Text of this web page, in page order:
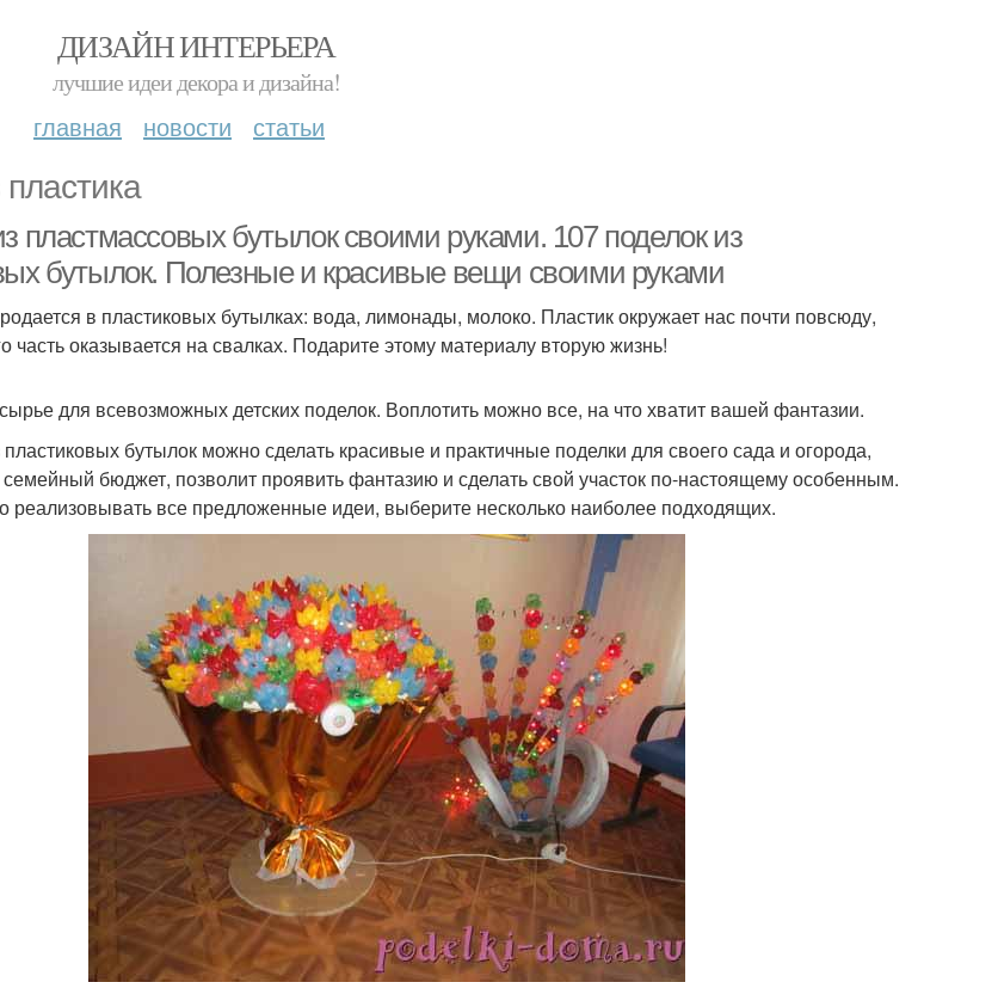
ДИЗАЙН ИНТЕРЬЕРА
лучшие идеи декора и дизайна!
главная новости статьи
пластмассовых бутылок своими руками. 107 поделок из
бутылок. Полезные и красивые вещи своими руками
в пластиковых бутылках: вода, лимонады, молоко. Пластик окружает нас почти повсюду,
часть оказывается на свалках. Подарите этому материалу вторую жизнь!
для всевозможных детских поделок. Воплотить можно все, на что хватит вашей фантазии.
пластиковых бутылок можно сделать красивые и практичные поделки для своего сада и огорода,
семейный бюджет, позволит проявить фантазию и сделать свой участок по-настоящему особенным.
реализовывать все предложенные идеи, выберите несколько наиболее подходящих.